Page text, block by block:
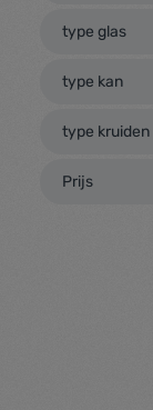
type glas
type kan
type kruiden
Prijs